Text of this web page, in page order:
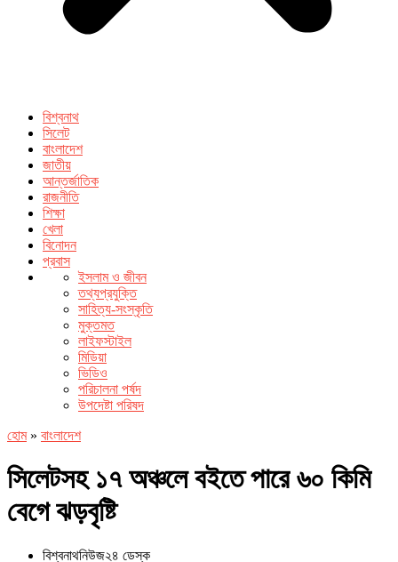
বিশ্বনাথ
সিলেট
বাংলাদেশ
জাতীয়
আন্তর্জাতিক
রাজনীতি
শিক্ষা
খেলা
বিনোদন
প্রবাস
ইসলাম ও জীবন
তথ্যপ্রযুক্তি
সাহিত্য-সংস্কৃতি
মুক্তমত
লাইফস্টাইল
মিডিয়া
ভিডিও
পরিচালনা পর্ষদ
উপদেষ্টা পরিষদ
হোম» বাংলাদেশ
সিলেটসহ ১৭ অঞ্চলে বইতে পারে ৬০ কিমি
বেগে ঝড়বৃষ্টি
বিশ্বনাথনিউজ২৪ ডেস্ক